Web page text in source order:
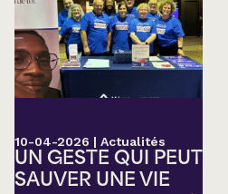
10-04-2026 | Actualités
UN GESTE QUI PEUT
SAUVER UNE VIE